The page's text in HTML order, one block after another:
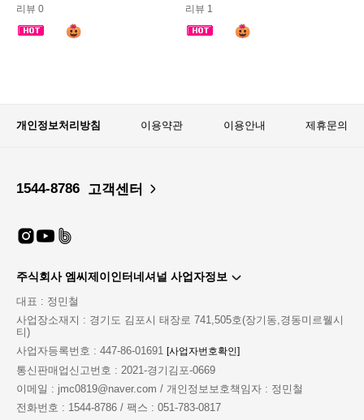
리뷰 0 리뷰 1
개인정보처리방침 이용약관 이용안내 제휴문의
1544-8786 고객센터
주식회사 엠씨제이인터네셔널 사업자정보
대표 : 정민철
사업장소재지 : 경기도 김포시 태장로 741,505호(장기동,경동미르웰시
티)
사업자등록번호 : 447-86-01691 [사업자번호확인]
통신판매업신고번호 : 2021-경기김포-0669
이메일 : jmc0819@naver.com / 개인정보보호책임자 : 정민철
전화번호 : 1544-8786 / 팩스 : 051-783-0817